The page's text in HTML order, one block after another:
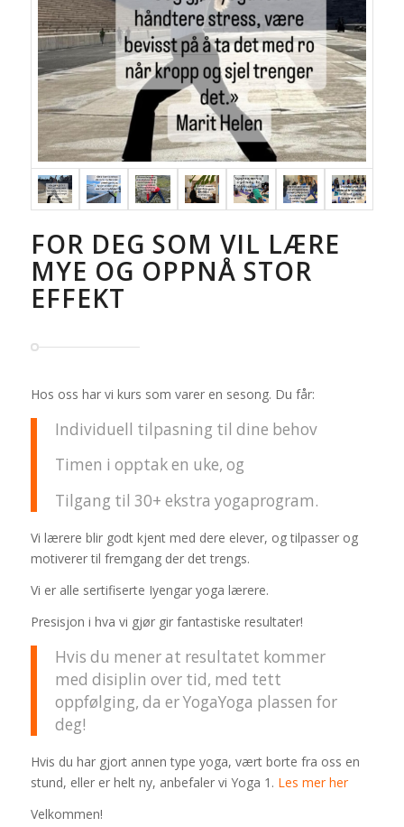
FOR DEG SOM VIL LÆRE
MYE OG OPPNÅ STOR
EFFEKT
Hos oss har vi kurs som varer en sesong. Du får:
Individuell tilpasning til dine behov
Timen i opptak en uke, og
Tilgang til 30+ ekstra yogaprogram.
Vi lærere blir godt kjent med dere elever, og tilpasser og
motiverer til fremgang der det trengs.
Vi er alle sertifiserte Iyengar yoga lærere.
Presisjon i hva vi gjør gir fantastiske resultater!
Hvis du mener at resultatet kommer
med disiplin over tid, med tett
oppfølging, da er YogaYoga plassen for
deg!
Hvis du har gjort annen type yoga, vært borte fra oss en
stund, eller er helt ny, anbefaler vi Yoga 1. Les mer her
Velkommen!